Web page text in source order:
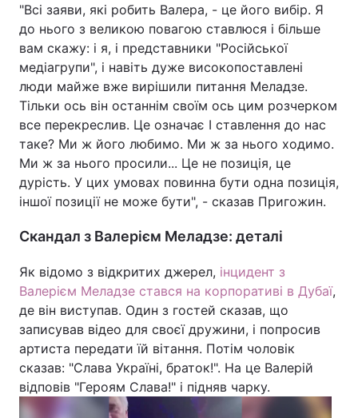
"Всі заяви, які робить Валера, - це його вибір. Я
до нього з великою повагою ставлюся і більше
вам скажу: і я, і представники "Російської
медіагрупи", і навіть дуже високопоставлені
люди майже вже вирішили питання Меладзе.
Тільки ось він останнім своїм ось цим розчерком
все перекреслив. Це означає І ставлення до нас
таке? Ми ж його любимо. Ми ж за нього ходимо.
Ми ж за нього просили... Це не позиція, це
дурість. У цих умовах повинна бути одна позиція,
іншої позиції не може бути", - сказав Пригожин.
Скандал з Валерієм Меладзе: деталі
Як відомо з відкритих джерел, інцидент з
Валерієм Меладзе стався на корпоративі в Дубаї,
де він виступав. Один з гостей сказав, що
записував відео для своєї дружини, і попросив
артиста передати їй вітання. Потім чоловік
сказав: "Слава Україні, браток!". На це Валерій
відповів "Героям Слава!" і підняв чарку.